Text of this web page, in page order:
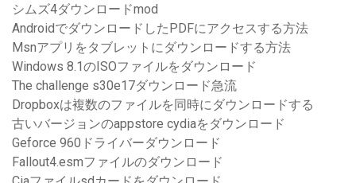
シムズ4ダウンロードmod
AndroidでダウンロードしたPDFにアクセスする方法
Msnアプリをタブレットにダウンロードする方法
Windows 8.1のISOファイルをダウンロード
The challenge s30e17ダウンロード急流
Dropboxは複数のファイルを同時にダウンロードする
古いバージョンのappstore cydiaをダウンロード
Geforce 960ドライバーダウンロード
Fallout4.esmファイルのダウンロード